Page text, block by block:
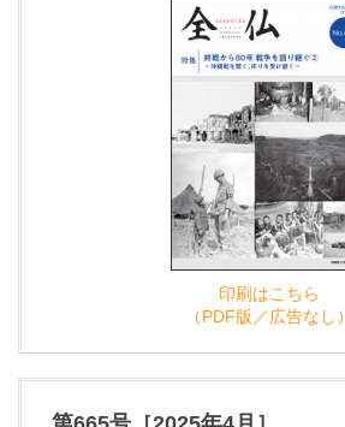
印刷はこちら
（PDF版／広告なし）